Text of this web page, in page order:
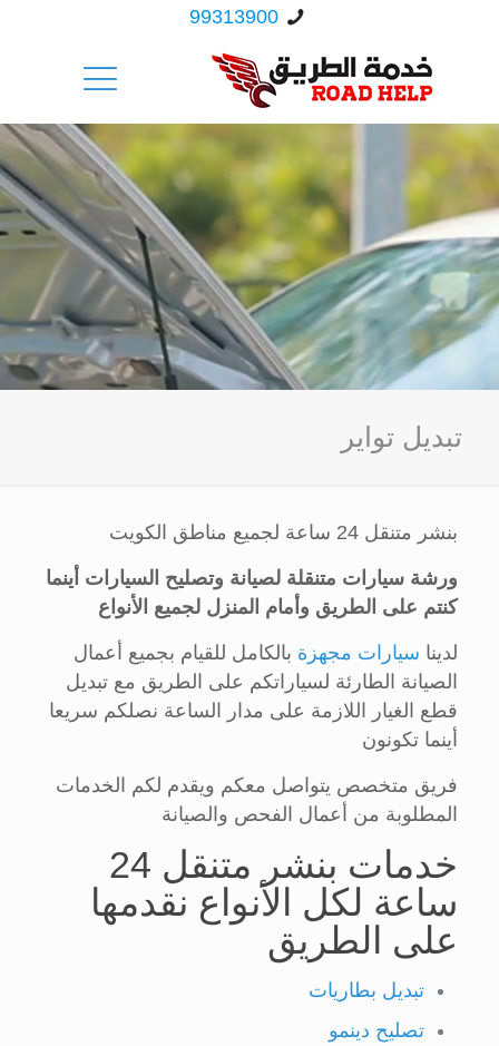
99313900
تبديل تواير
بنشر متنقل 24 ساعة لجميع مناطق الكويت
ورشة سيارات متنقلة لصيانة وتصليح السيارات أينما
كنتم على الطريق وأمام المنزل لجميع الأنواع
لدينا سيارات مجهزة بالكامل للقيام بجميع أعمال
الصيانة الطارئة لسياراتكم على الطريق مع تبديل
قطع الغيار اللازمة على مدار الساعة نصلكم سريعا
أينما تكونون
فريق متخصص يتواصل معكم ويقدم لكم الخدمات
المطلوبة من أعمال الفحص والصيانة
خدمات بنشر متنقل 24
ساعة لكل الأنواع نقدمها
على الطريق
تبديل بطاريات
تصليح دينمو